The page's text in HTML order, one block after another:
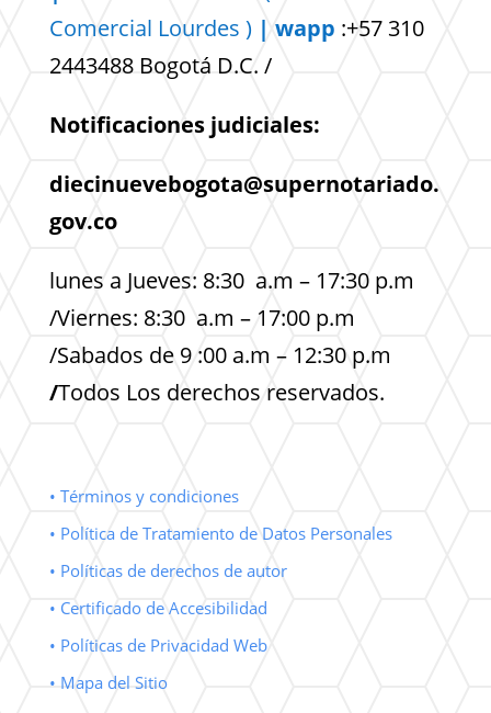
Comercial Lourdes ) | wapp :+57 310
2443488 Bogotá D.C. /
Notificaciones judiciales:
diecinuevebogota@supernotariado.
gov.co
lunes a Jueves: 8:30 a.m – 17:30 p.m
/Viernes: 8:30 a.m – 17:00 p.m
/Sabados de 9 :00 a.m – 12:30 p.m
/Todos Los derechos reservados.
• Términos y condiciones
• Política de Tratamiento de Datos Personales
• Políticas de derechos de autor
• Certificado de Accesibilidad
• Políticas de Privacidad Web
• Mapa del Sitio